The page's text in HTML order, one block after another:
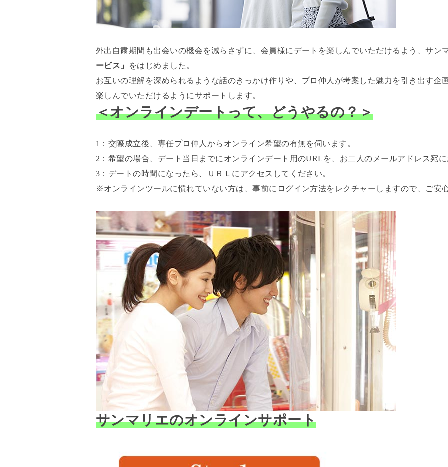
外出自粛期間も出会いの機会を減らさずに、会員様にデートを楽しんでいただけるよう、サン
ービス」
をはじめました。
お互いの理解を深められるような話のきっかけ作りや、プロ仲人が考案した魅力を引き出す企
楽しんでいただけるようにサポートします。
＜オンラインデートって、どうやるの？＞
1：交際成立後、専任プロ仲人からオンライン希望の有無を伺います。
2：希望の場合、デート当日までにオンラインデート用のURLを、お二人のメールアドレス宛に
3：デートの時間になったら、ＵＲＬにアクセスしてください。
※オンラインツールに慣れていない方は、事前にログイン方法をレクチャーしますので、ご安
サンマリエのオンラインサポート